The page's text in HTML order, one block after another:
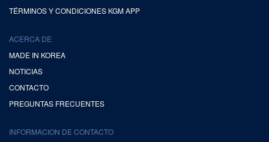
TÉRMINOS Y CONDICIONES KGM APP
ACERCA DE
MADE IN KOREA
NOTICIAS
CONTACTO
PREGUNTAS FRECUENTES
INFORMACION DE CONTACTO